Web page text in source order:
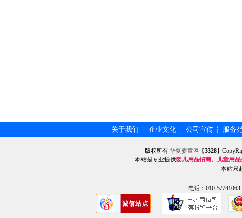
关于我们 ┆ 企业文化 ┆ 公司宣传 ┆ 服务
版权所有 华夏婴童网 【3328】
本站是专业提供婴儿用品招商、 儿童用品
本站只
电话：010-